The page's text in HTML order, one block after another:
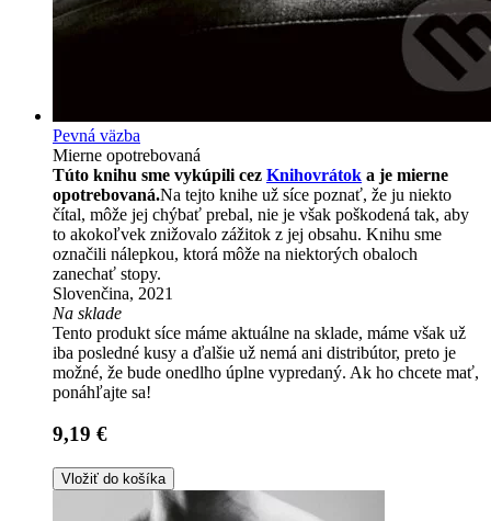
Pevná väzba
Mierne opotrebovaná
Túto knihu sme vykúpili cez Knihovrátok a je mierne
opotrebovaná.Na tejto knihe už síce poznať, že ju niekto
čítal, môže jej chýbať prebal, nie je však poškodená tak, aby
to akokoľvek znižovalo zážitok z jej obsahu. Knihu sme
označili nálepkou, ktorá môže na niektorých obaloch
zanechať stopy.
Slovenčina, 2021
Na sklade
Tento produkt síce máme aktuálne na sklade, máme však už
iba posledné kusy a ďalšie už nemá ani distribútor, preto je
možné, že bude onedlho úplne vypredaný. Ak ho chcete mať,
ponáhľajte sa!
9,19 €
Vložiť do košíka